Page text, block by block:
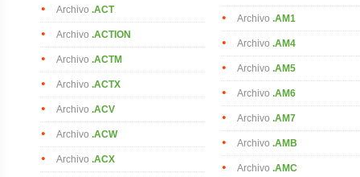
Archivo .ACT
Archivo .ACTION
Archivo .ACTM
Archivo .ACTX
Archivo .ACV
Archivo .ACW
Archivo .ACX
Archivo .AM1
Archivo .AM4
Archivo .AM5
Archivo .AM6
Archivo .AM7
Archivo .AMB
Archivo .AMC